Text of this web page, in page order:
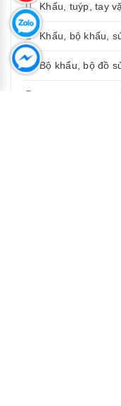
Khẩu, tuýp, tay
Khẩu, bộ khẩu,
Bộ khẩu, bộ đồ
Dũa, vam, súng